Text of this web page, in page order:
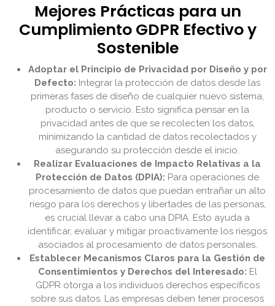
Mejores Prácticas para un
Cumplimiento GDPR Efectivo y
Sostenible
Adoptar el Principio de Privacidad por Diseño y por
Defecto: Integrar la protección de datos desde las
primeras fases de diseño de cualquier nuevo sistema,
producto o servicio. Esto significa pensar en la
privacidad antes de que se recolecten los datos,
minimizando la cantidad de datos recolectados y
asegurando su protección desde el inicio.
Realizar Evaluaciones de Impacto Relativas a la
Protección de Datos (DPIA): Para operaciones de
procesamiento de datos que puedan entrañar un alto
riesgo para los derechos y libertades de las personas,
es crucial llevar a cabo una DPIA. Esto ayuda a
identificar, evaluar y mitigar proactivamente los riesgos
asociados al procesamiento de datos personales.
Establecer Mecanismos Claros para la Gestión de
Consentimientos y Derechos del Interesado: El
GDPR otorga a los individuos derechos específicos
sobre sus datos. Las empresas deben tener procesos